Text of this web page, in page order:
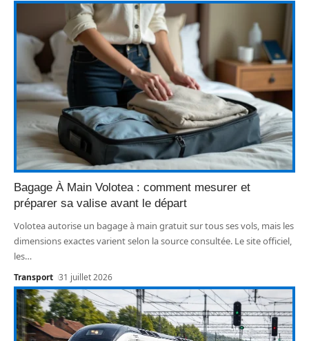
Bagage À Main Volotea : comment mesurer et
préparer sa valise avant le départ
Volotea autorise un bagage à main gratuit sur tous ses vols, mais les
dimensions exactes varient selon la source consultée. Le site officiel,
les…
Transport 31 juillet 2026